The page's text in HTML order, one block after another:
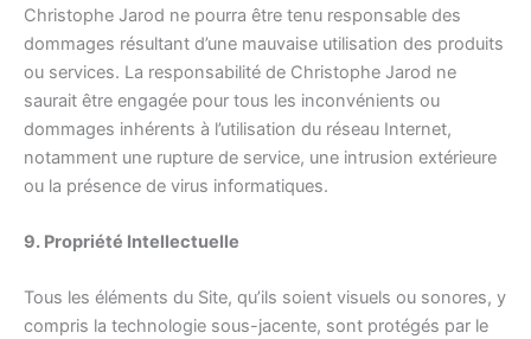
Christophe Jarod ne pourra être tenu responsable des
dommages résultant d’une mauvaise utilisation des produits
ou services. La responsabilité de Christophe Jarod ne
saurait être engagée pour tous les inconvénients ou
dommages inhérents à l’utilisation du réseau Internet,
notamment une rupture de service, une intrusion extérieure
ou la présence de virus informatiques.
9. Propriété Intellectuelle
Tous les éléments du Site, qu’ils soient visuels ou sonores, y
compris la technologie sous-jacente, sont protégés par le